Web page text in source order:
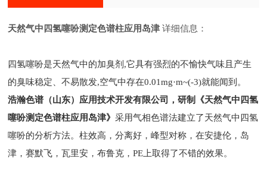
天然气中四氢噻吩测定色谱柱应用岛津 详细信息：
四氢噻吩是天然气中的加臭剂,它具有强烈的不愉快气味且产生
的臭味稳定、不易散发,空气中存在0.01mg·m~(-3)就能闻到。
浩瀚色谱（山东）应用技术开发有限公司，研制《天然气中四氢
噻吩测定色谱柱应用岛津》采用气相色谱法建立了天然气中四氢
噻吩的分析方法。柱效高，分离好，峰型对称，在安捷伦，岛
津，赛默飞，瓦里安，布鲁克，PE上取得了不错的效果。